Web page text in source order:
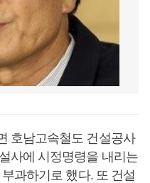
호남고속철도 건설공사
사에 시정명령을 내리는
과하기로 했다. 또 건설